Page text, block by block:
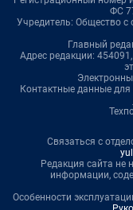
ФС
Учредитель: Общество
Главный
Адрес редакции:
Контактные данные
Связаться с
Редакция сайта не
информации,
Особенности